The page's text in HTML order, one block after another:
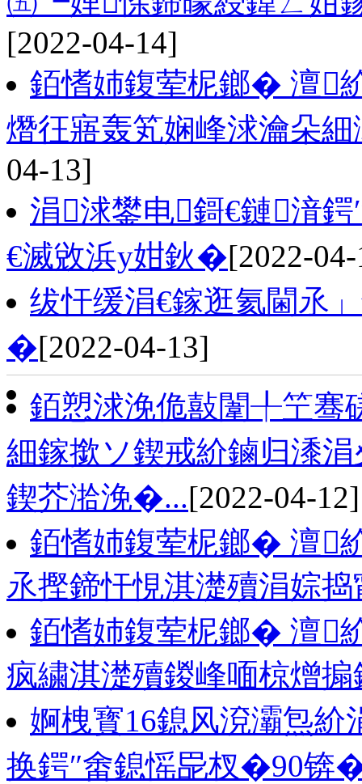
[2022-04-14]
銆愭姉鍑荤柅鎯� 澶
熸彺寤轰笂娴峰浗瀹朵
04-13]
涓浗鐢电鎶€鏈湇
€滅敓浜у姏鈥�[2022-
绂忓缓涓€鎵逛氦閫氶
�[2022-04-13]
銆愬浗浼佹敼闈╀笁骞
細鎵撳ソ鍥戒紒鏀归潻
鍥芥湁浼�...[2022-04-12]
銆愭姉鍑荤柅鎯� 澶
氶摼鍗忓悓淇濋殰涓婃
銆愭姉鍑荤柅鎯� 澶
疯繍淇濋殰鍐峰喕椋熷
婀栧寳16鎴风渷灞炰
换鍔″畬鎴愮巼杈�90锛